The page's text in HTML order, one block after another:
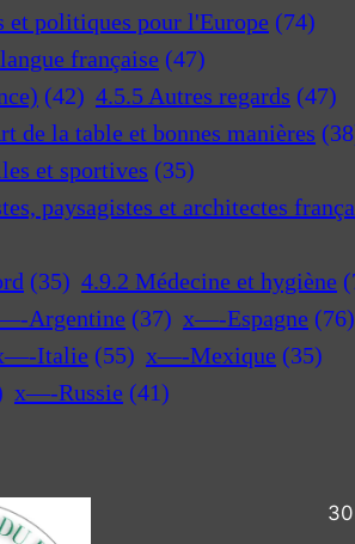
et politiques pour l'Europe (74)
française (47)
(42) 4.5.5 Autres regards (47)
de la table et bonnes manières
et sportives (35)
paysagistes et architectes
(35) 4.9.2 Médecine et hygiène
Argentine (37) x—-Espagne (76)
Italie (55) x—-Mexique (35)
x—-Russie (41)